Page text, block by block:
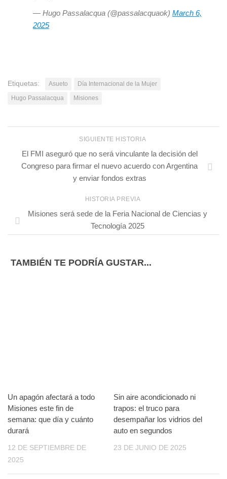
— Hugo Passalacqua (@passalacquaok) March 6,
2025
Etiquetas: Asueto
Día Internacional de la Mujer
Hugo Passalacqua
Misiones
SIGUIENTE HISTORIA
El FMI aseguró que no será vinculante la decisión del
Congreso para firmar el nuevo acuerdo con Argentina
y enviar fondos extras
HISTORIA PREVIA
Misiones será sede de la Feria Nacional de Ciencias y
Tecnología 2025
TAMBIÉN TE PODRÍA GUSTAR...
Un apagón afectará a todo
Misiones este fin de
semana: que día y cuánto
durará
12 DE SEPTIEMBRE DE
2025
Sin aire acondicionado ni
trapos: el truco para
desempañar los vidrios del
auto en segundos
23 DE JUNIO DE 2025